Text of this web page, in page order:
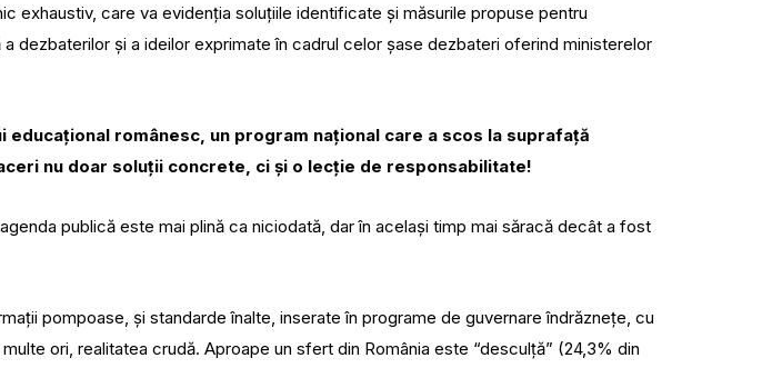
exhaustiv, care va evidenția soluțiile identificate și măsurile propuse pentru
dezbaterilor și a ideilor exprimate în cadrul celor șase dezbateri oferind ministerelor
românesc, un program național care a scos la suprafață
nu doar soluții concrete, ci și o lecție de responsabilitate!
publică este mai plină ca niciodată, dar în același timp mai săracă decât a fost
pompoase, și standarde înalte, inserate în programe de guvernare îndrăznețe, cu
ori, realitatea crudă. Aproape un sfert din România este “desculță” (24,3% din